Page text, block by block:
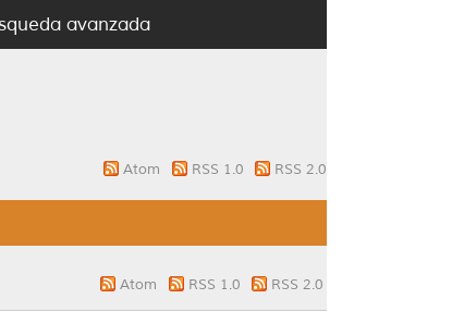
avanzada
Atom RSS 1.0 RSS 2.0
Atom RSS 1.0 RSS 2.0